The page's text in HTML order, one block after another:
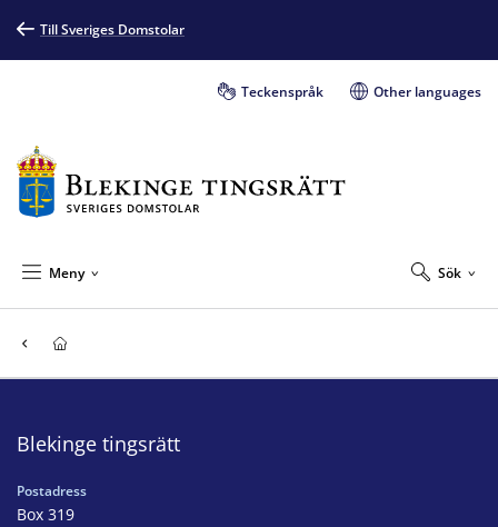
Till Sveriges Domstolar
Teckenspråk Other languages
Sök
Meny
Blekinge tingsrätt
Postadress
Box 319